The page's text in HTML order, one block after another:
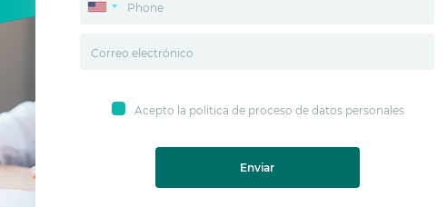
Acepto la política de proceso de datos personales
Enviar